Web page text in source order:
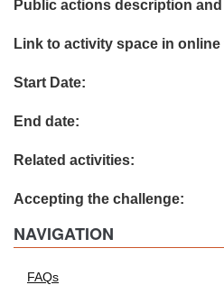
Public actions description
Link to activity space in online
Start Date:
End date:
Related activities:
Accepting the challenge:
NAVIGATION
FAQs